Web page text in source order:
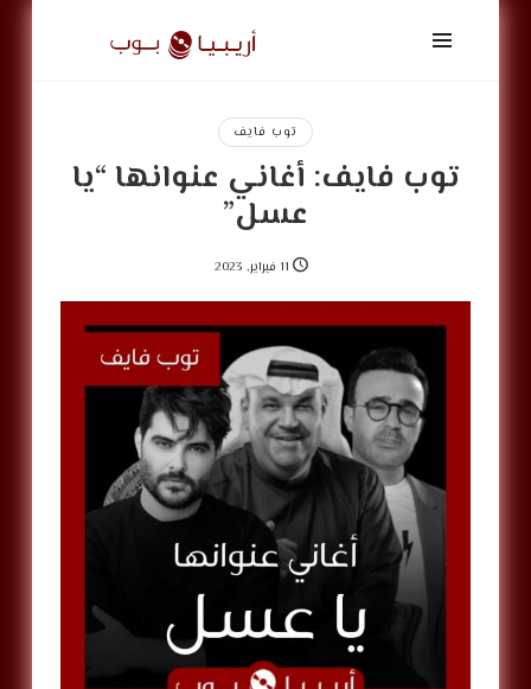
أريبيا
بوب
ArabiaPopتوب فايف
توب فايف: أغاني عنوانها “يا
عسل”
11 فبراير, 2023